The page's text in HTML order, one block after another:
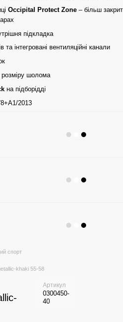
Occipital Protect Zone – більш
підкладка
та інтегровані вентиляційні канали
розміру шолома
на підборідді
2013
спорт
khaki 55-58
Артикул
0300450-
40